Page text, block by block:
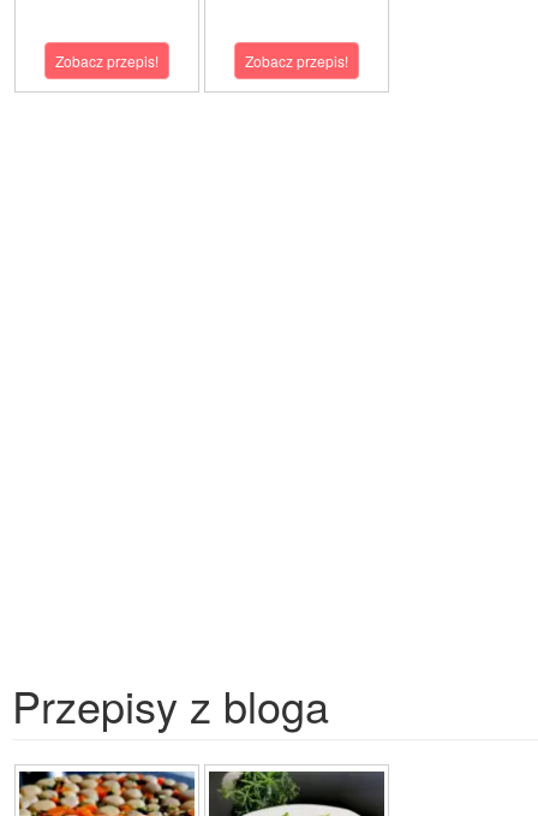
Zobacz przepis! Zobacz przepis!
Przepisy z bloga